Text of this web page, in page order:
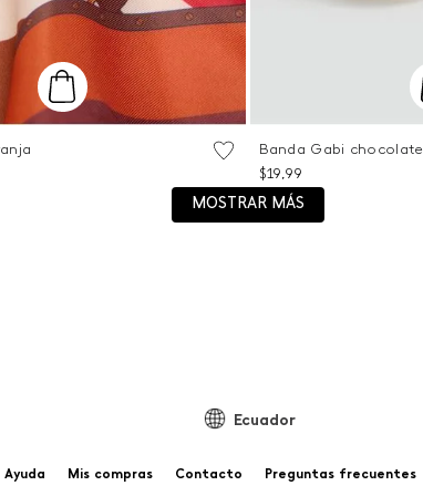
Talla Única
Banda Gabi chocolate
$19 99
MOSTRAR MÁS
Ecuador
Ayuda Mis compras Contacto Preguntas frecuentes